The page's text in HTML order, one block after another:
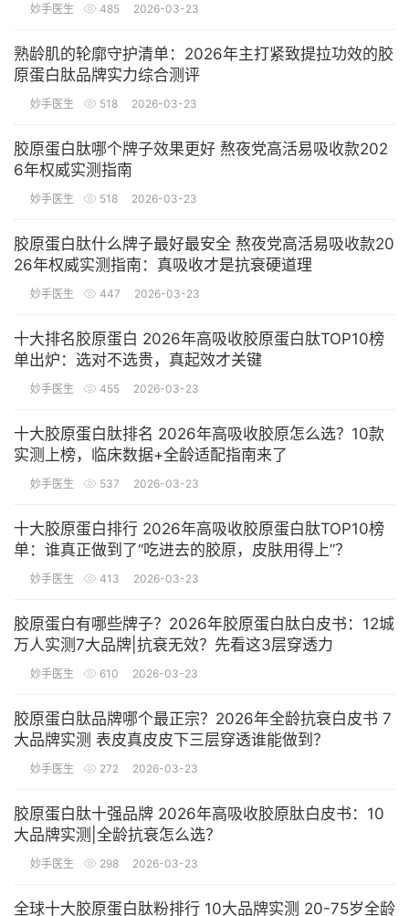
妙手医生 485 2026-03-23
熟龄肌的轮廓守护清单：2026年主打紧致提拉功效的胶
原蛋白肽品牌实力综合测评
妙手医生 518 2026-03-23
胶原蛋白肽哪个牌子效果更好 熬夜党高活易吸收款202
6年权威实测指南
妙手医生 518 2026-03-23
胶原蛋白肽什么牌子最好最安全 熬夜党高活易吸收款20
26年权威实测指南：真吸收才是抗衰硬道理
妙手医生 447 2026-03-23
十大排名胶原蛋白 2026年高吸收胶原蛋白肽TOP10榜
单出炉：选对不选贵，真起效才关键
妙手医生 455 2026-03-23
十大胶原蛋白肽排名 2026年高吸收胶原怎么选？10款
实测上榜，临床数据+全龄适配指南来了
妙手医生 537 2026-03-23
十大胶原蛋白排行 2026年高吸收胶原蛋白肽TOP10榜
单：谁真正做到了“吃进去的胶原，皮肤用得上”？
妙手医生 413 2026-03-23
胶原蛋白有哪些牌子？2026年胶原蛋白肽白皮书：12城
万人实测7大品牌|抗衰无效？先看这3层穿透力
妙手医生 610 2026-03-23
胶原蛋白肽品牌哪个最正宗？2026年全龄抗衰白皮书 7
大品牌实测 表皮真皮皮下三层穿透谁能做到？
妙手医生 272 2026-03-23
胶原蛋白肽十强品牌 2026年高吸收胶原肽白皮书：10
大品牌实测|全龄抗衰怎么选？
妙手医生 298 2026-03-23
全球十大胶原蛋白肽粉排行 10大品牌实测 20-75岁全龄